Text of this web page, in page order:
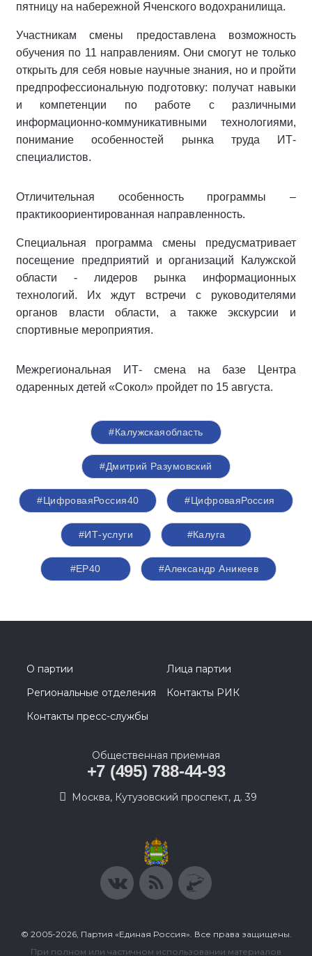
пятницу на набережной Яченского водохранилища.
Участникам смены предоставлена возможность
обучения по 11 направлениям. Они смогут не только
открыть для себя новые научные знания, но и пройти
предпрофессиональную подготовку: получат навыки
и компетенции по работе с различными
информационно-коммуникативными технологиями,
понимание особенностей рынка труда ИТ-
специалистов.
Отличительная особенность программы –
практикоориентированная направленность.
Специальная программа смены предусматривает
посещение предприятий и организаций Калужской
области - лидеров рынка информационных
технологий. Их ждут встречи с руководителями
органов власти области, а также экскурсии и
спортивные мероприятия.
Межрегиональная ИТ- смена на базе Центра
одаренных детей «Сокол» пройдет по 15 августа.
#Калужскаяобласть
#Дмитрий Разумовский
#ЦифроваяРоссия40 #ЦифроваяРоссия
#ИТ-услуги #Калуга
#ЕР40 #Александр Аникеев
О партии
Лица партии
Региональные отделения
Контакты РИК
Контакты пресс-службы
Общественная приемная
+7 (495) 788-44-93
Москва, Кутузовский проспект, д. 39
© 2005-2026, Партия «Единая Россия». Все права защищены.
При полном или частичном использовании материалов